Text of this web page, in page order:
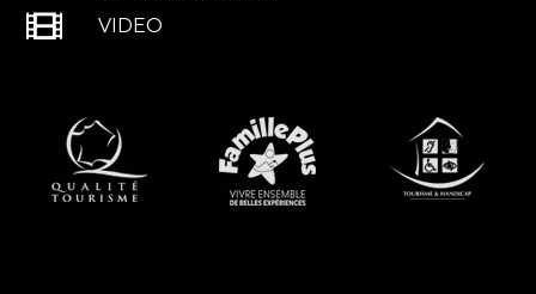
VIDEO